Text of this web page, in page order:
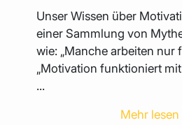
Unser Wissen über
einer Sammlung von
wie: „Manche arbeiten nur
„Motivation funktioniert
...
Mehr